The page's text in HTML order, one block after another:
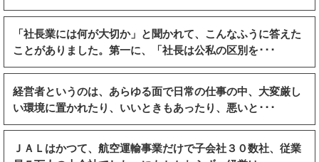
「社長業には何が大切か」と聞かれて、こんなふうに答えた
ことがありました。第一に、「社長は公私の区別を･･･
経営者というのは、あらゆる面で日常の仕事の中、大変厳し
い環境に置かれたり、いいときもあったり、悪いと･･･
ＪＡＬはかつて、航空運輸事業だけで子会社３０数社、従業